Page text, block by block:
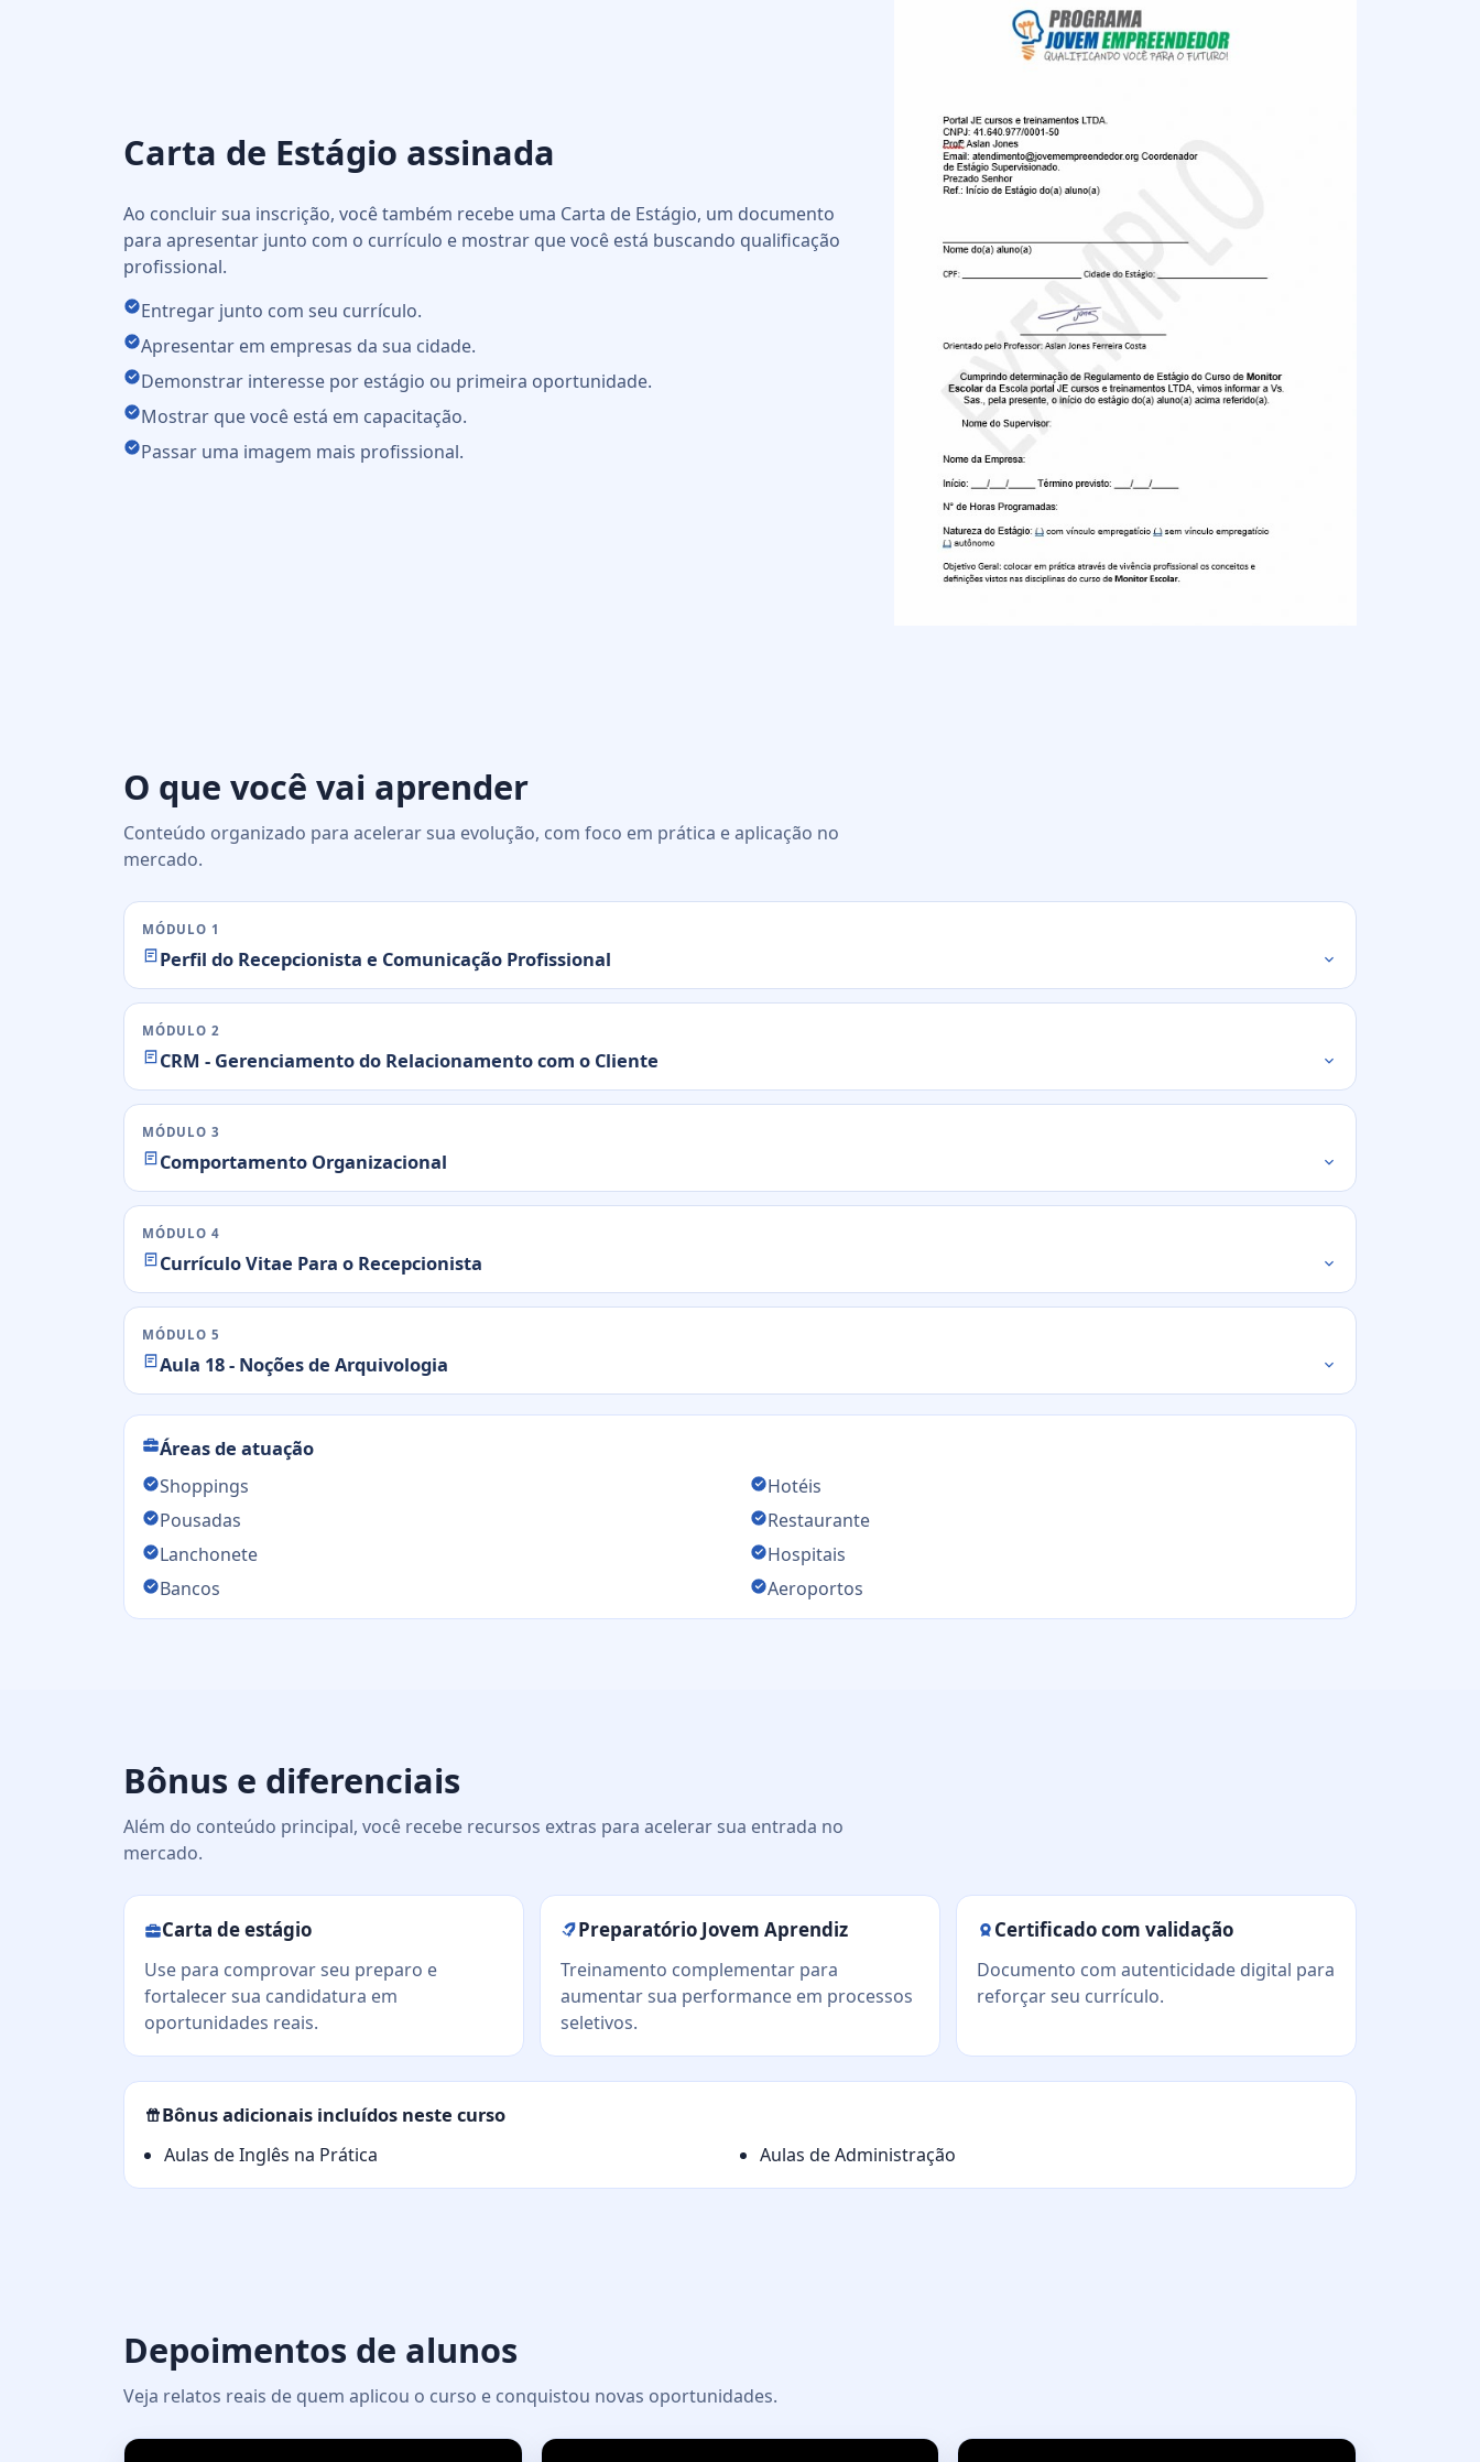
Carta de Estágio assinada
Ao concluir sua inscrição, você também recebe uma Carta de Estágio, um documento
para apresentar junto com o currículo e mostrar que você está buscando qualificação
profissional.
Entregar junto com seu currículo.
Apresentar em empresas da sua cidade.
Demonstrar interesse por estágio ou primeira oportunidade.
Mostrar que você está em capacitação.
Passar uma imagem mais profissional.
O que você vai aprender
Conteúdo organizado para acelerar sua evolução, com foco em prática e aplicação no
mercado.
MÓDULO 1
Perfil do Recepcionista e Comunicação Profissional
MÓDULO 2
CRM - Gerenciamento do Relacionamento com o Cliente
MÓDULO 3
Comportamento Organizacional
MÓDULO 4
Currículo Vitae Para o Recepcionista
MÓDULO 5
Aula 18 - Noções de Arquivologia
Áreas de atuação
Shoppings
Hotéis
Pousadas
Restaurante
Lanchonete
Hospitais
Bancos
Aeroportos
Bônus e diferenciais
Além do conteúdo principal, você recebe recursos extras para acelerar sua entrada no
mercado.
Carta de estágio
Use para comprovar seu preparo e
fortalecer sua candidatura em
oportunidades reais.
Preparatório Jovem Aprendiz
Treinamento complementar para
aumentar sua performance em processos
seletivos.
Certificado com validação
Documento com autenticidade digital para
reforçar seu currículo.
Bônus adicionais incluídos neste curso
Aulas de Inglês na Prática Aulas de Administração
Depoimentos de alunos
Veja relatos reais de quem aplicou o curso e conquistou novas oportunidades.